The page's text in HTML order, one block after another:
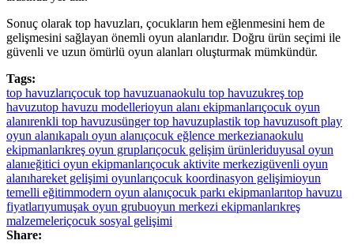
Sonuç olarak top havuzları, çocukların hem eğlenmesini hem de
gelişmesini sağlayan önemli oyun alanlarıdır. Doğru ürün seçimi ile
güvenli ve uzun ömürlü oyun alanları oluşturmak mümkündür.
Tags:
top havuzlarıçocuk top havuzuanaokulu top havuzukreş top
havuzutop havuzu modellerioyun alanı ekipmanlarıçocuk oyun
alanırenkli top havuzusünger top havuzuplastik top havuzusoft play
oyun alanıkapalı oyun alanıçocuk eğlence merkezianaokulu
ekipmanlarıkreş oyun gruplarıçocuk gelişim ürünleriduyusal oyun
alanıeğitici oyun ekipmanlarıçocuk aktivite merkezigüvenli oyun
alanıhareket gelişimi oyunlarıçocuk koordinasyon gelişimioyun
temelli eğitimmodern oyun alanıçocuk parkı ekipmanlarıtop havuzu
fiyatlarıyumuşak oyun grubuoyun merkezi ekipmanlarıkreş
malzemeleriçocuk sosyal gelişimi
Share: